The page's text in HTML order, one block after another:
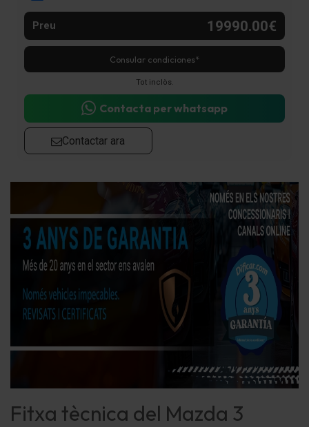
Fitxa tècnica del Mazda 3
Preu 19990.00€
Consular condiciones*
Tot inclòs.
Contacta per whatsapp
Contactar ara